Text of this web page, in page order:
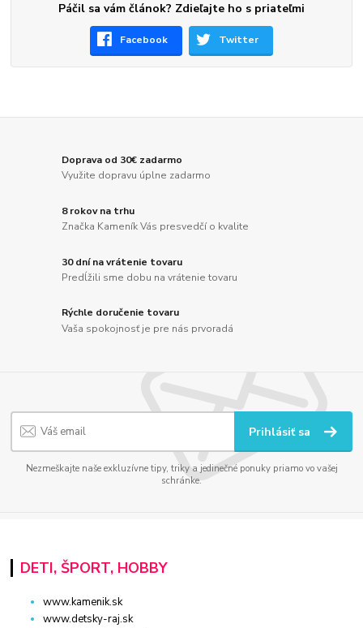
Páčil sa vám článok? Zdieľajte ho s priateľmi
Facebook Twitter
Doprava od 30€ zadarmo
Využite dopravu úplne zadarmo
8 rokov na trhu
Značka Kameník Vás presvedčí o kvalite
30 dní na vrátenie tovaru
Predĺžili sme dobu na vrátenie tovaru
Rýchle doručenie tovaru
Vaša spokojnosť je pre nás prvoradá
Prihlásiť sa
Nezmeškajte naše exkluzívne tipy, triky a jedinečné ponuky priamo vo vašej
schránke.
DETI, ŠPORT, HOBBY
www.kamenik.sk
www.detsky-raj.sk